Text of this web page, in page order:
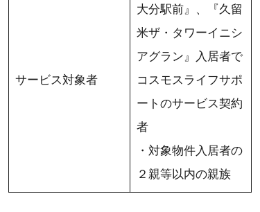
サービス対象者
大分駅前』、『久留
米ザ・タワーイニシ
アグラン』入居者で
コスモスライフサポ
ートのサービス契約
者
・対象物件入居者の
２親等以内の親族